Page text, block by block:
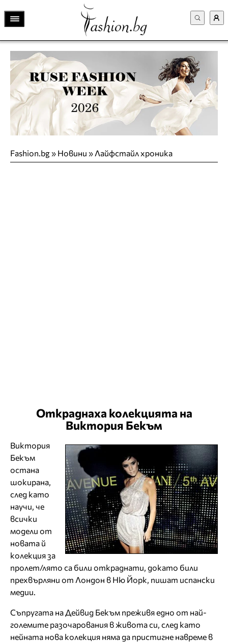
Fashion.bg» Новини » Лайфстайл хроника
Откраднаха колекцията на
Виктория Бекъм
Виктория
Бекъм
остана
шокирана,
след като
научи, че
всички
модели от
новата й
колекция за
пролет/лято са били откраднати, докато били
прехвърляни от Лондон в Ню Йорк, пишат испански
медии.
Съпругата на Дейвид Бекъм преживя едно от най-
големите разочарования в живота си, след като
нейната нова колекция няма да пристигне навреме в